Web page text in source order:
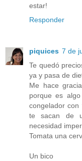
estar!
Responder
piquices 7 de
Te quedó
ya y pasa de
Me hace
porque es
congelador
te sacan de
necesidad
Tomata una
Un bico